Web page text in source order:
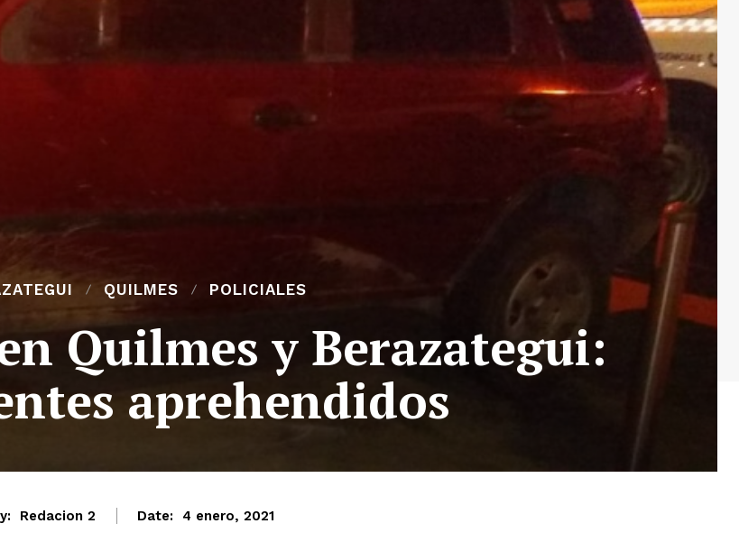
QUILMES POLICIALES
Quilmes y Berazategui:
aprehendidos
Redacion 2 Date: 4 enero, 2021